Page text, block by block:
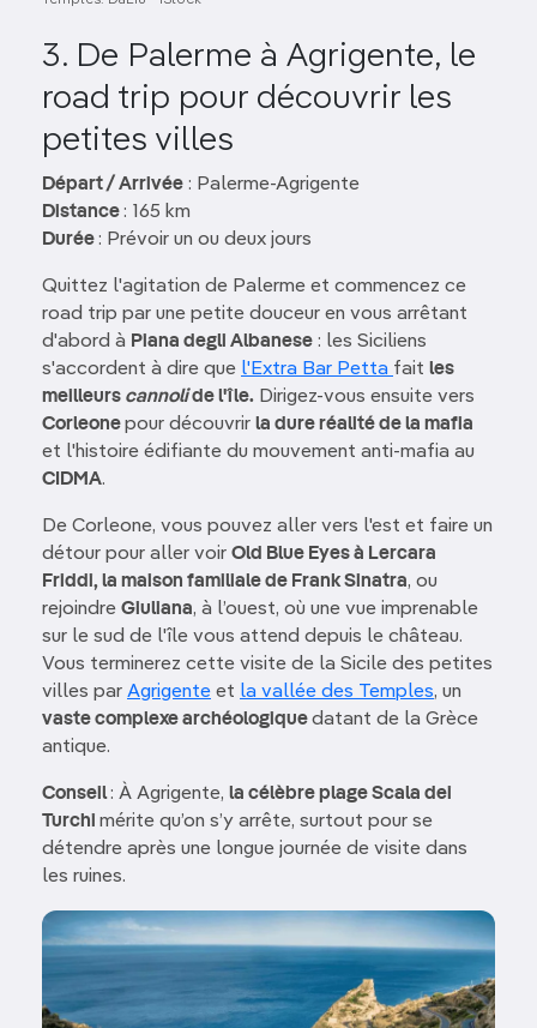
3. De Palerme à Agrigente, le
road trip pour découvrir les
petites villes
Départ / Arrivée : Palerme-Agrigente
Distance: 165 km
Durée: Prévoir un ou deux jours
Quittez l'agitation de Palerme et commencez ce
road trip par une petite douceur en vous arrêtant
d'abord à Piana degli Albanese : les Siciliens
s'accordent à dire que l'Extra Bar Petta fait les
meilleurs cannolide l'île. Dirigez-vous ensuite vers
Corleonepour découvrir la dure réalité de la mafia
et l'histoire édifiante du mouvement anti-mafia au
CIDMA.
De Corleone, vous pouvez aller vers l'est et faire un
détour pour aller voir Old Blue Eyes à Lercara
Friddi, la maison familiale de Frank Sinatra, ou
rejoindre Giuliana, à l’ouest, où une vue imprenable
sur le sud de l'île vous attend depuis le château.
Vous terminerez cette visite de la Sicile des petites
villes par Agrigente et la vallée des Temples, un
vaste complexe archéologiquedatant de la Grèce
antique.
Conseil: À Agrigente, la célèbre plage Scala dei
Turchi mérite qu’on s’y arrête, surtout pour se
détendre après une longue journée de visite dans
les ruines.
Image